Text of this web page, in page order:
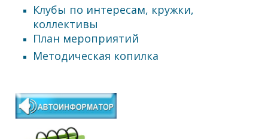
Клубы по интересам, кружки,
коллективы
План мероприятий
Методическая копилка